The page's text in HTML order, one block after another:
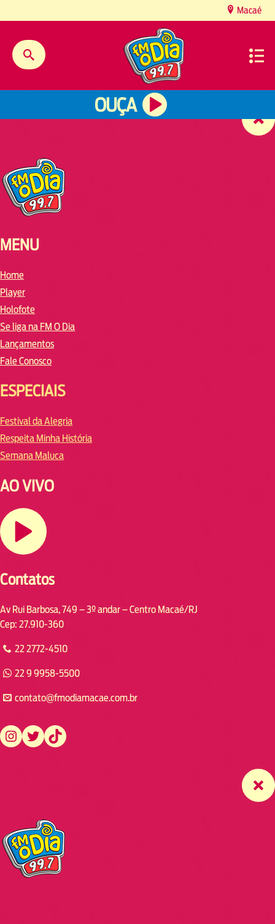
Macaé
OUÇA
MENU
Home
Player
Holofote
Se liga na FM O Dia
Lançamentos
Fale Conosco
ESPECIAIS
Festival da Alegria
Respeita Minha História
Semana Maluca
AO VIVO
Contatos
Av Rui Barbosa, 749 – 3º andar – Centro Macaé/RJ
Cep: 27.910-360
22 2772-4510
22 9 9958-5500
contato@fmodiamacae.com.br
https://www.instagram.com/fmodia.macae/ https://twitter.com/fmodia.macae/ https://www.tiktok.com/@fmodia.macae